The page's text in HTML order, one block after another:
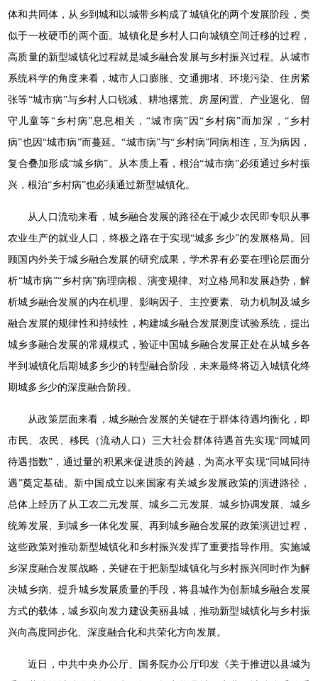
体和共同体，从乡到城和以城带乡构成了城镇化的两个发展阶段，类
似于一枚硬币的两个面。城镇化是乡村人口向城镇空间迁移的过程，
高质量的新型城镇化过程就是城乡融合发展与乡村振兴过程。从城市
系统科学的角度来看，城市人口膨胀、交通拥堵、环境污染、住房紧
张等“城市病”与乡村人口锐减、耕地撂荒、房屋闲置、产业退化、留
守儿童等“乡村病”息息相关，“城市病”因“乡村病”而加深，“乡村
病”也因“城市病”而蔓延。“城市病”与“乡村病”同病相连，互为病因，
复合叠加形成“城乡病”。从本质上看，根治“城市病”必须通过乡村振
兴，根治“乡村病”也必须通过新型城镇化。
从人口流动来看，城乡融合发展的路径在于减少农民即专职从事
农业生产的就业人口，终极之路在于实现“城多乡少”的发展格局。回
顾国内外关于城乡融合发展的研究成果，学术界有必要在理论层面分
析“城市病”“乡村病”病理病根、演变规律、对立格局和发展趋势，解
析城乡融合发展的内在机理、影响因子、主控要素、动力机制及城乡
融合发展的规律性和持续性，构建城乡融合发展测度试验系统，提出
城乡多融合发展的常规模式，验证中国城乡融合发展正处在从城乡各
半到城镇化后期城多乡少的转型融合阶段，未来最终将迈入城镇化终
期城多乡少的深度融合阶段。
从政策层面来看，城乡融合发展的关键在于群体待遇均衡化，即
市民、农民、移民（流动人口）三大社会群体待遇首先实现“同城同
待遇指数”，通过量的积累来促进质的跨越，为高水平实现“同城同待
遇”奠定基础。新中国成立以来国家有关城乡发展政策的演进路径，
总体上经历了从工农二元发展、城乡二元发展、城乡协调发展、城乡
统筹发展、到城乡一体化发展、再到城乡融合发展的政策演进过程，
这些政策对推动新型城镇化和乡村振兴发挥了重要指导作用。实施城
乡深度融合发展战略，关键在于把新型城镇化与乡村振兴同时作为解
决城乡病、提升城乡发展质量的手段，将县城作为创新城乡融合发展
方式的载体，城乡双向发力建设美丽县城，推动新型城镇化与乡村振
兴向高度同步化、深度融合化和共荣化方向发展。
近日，中共中央办公厅、国务院办公厅印发《关于推进以县城为